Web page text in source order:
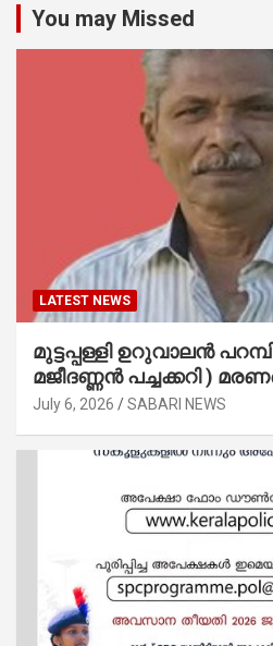
You may Missed
LATEST NEWS
മുട്ടപ്പള്ളി ഉറുവാലൻ
മജീദണ്ണൻ പച്ചക്കറി )
July 6, 2026 SABARI NEWS